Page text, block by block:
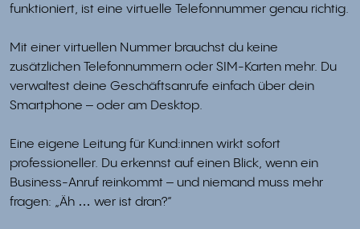
funktioniert, ist eine virtuelle Telefonnummer genau richtig.
Mit einer virtuellen Nummer brauchst du keine
zusätzlichen Telefonnummern oder SIM-Karten mehr. Du
verwaltest deine Geschäftsanrufe einfach über dein
Smartphone – oder am Desktop.
Eine eigene Leitung für Kund:innen wirkt sofort
professioneller. Du erkennst auf einen Blick, wenn ein
Business-Anruf reinkommt – und niemand muss mehr
fragen: „Äh … wer ist dran?“